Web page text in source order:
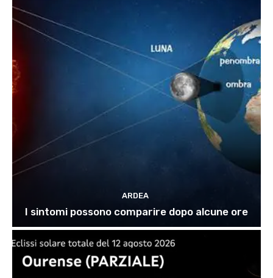
ARDEA
I sintomi possono comparire dopo alcune ore